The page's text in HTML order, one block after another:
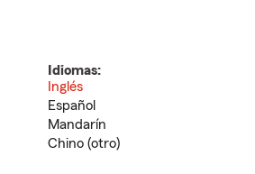
Idiomas:
Inglés
Español
Mandarín
Chino (otro)